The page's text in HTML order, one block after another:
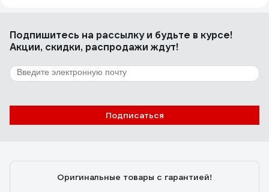
Подпишитесь на рассылкуи будьте в курсе!
Акции, скидки, распродажи ждут!
Подписаться
Оригинальные товары с гарантией!